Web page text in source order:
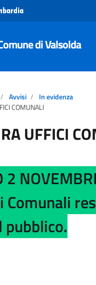
di Valsolda
Avvisi
In evidenza
COMUNALI
UFFICI
2
Comunali
pubblico.